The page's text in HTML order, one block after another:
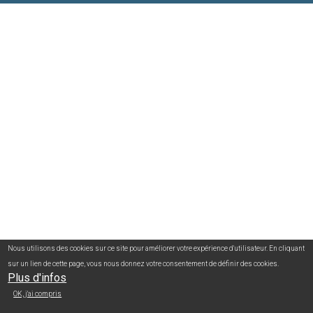
Nous utilisons des cookies sur ce site pour améliorer votre expérience d'utilisateur. En cliquant
sur un lien de cette page, vous nous donnez votre consentement de définir des cookies.
Plus d'infos
OK, j'ai compris